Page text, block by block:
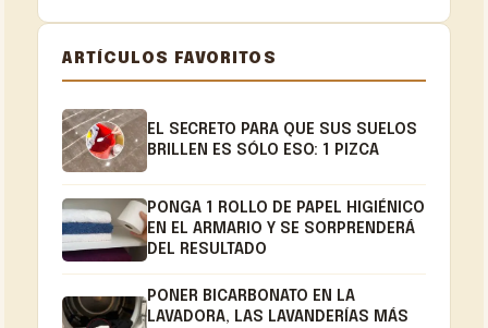
ARTÍCULOS FAVORITOS
EL SECRETO PARA QUE SUS SUELOS
BRILLEN ES SÓLO ESO: 1 PIZCA
PONGA 1 ROLLO DE PAPEL HIGIÉNICO
EN EL ARMARIO Y SE SORPRENDERÁ
DEL RESULTADO
PONER BICARBONATO EN LA
LAVADORA, LAS LAVANDERÍAS MÁS